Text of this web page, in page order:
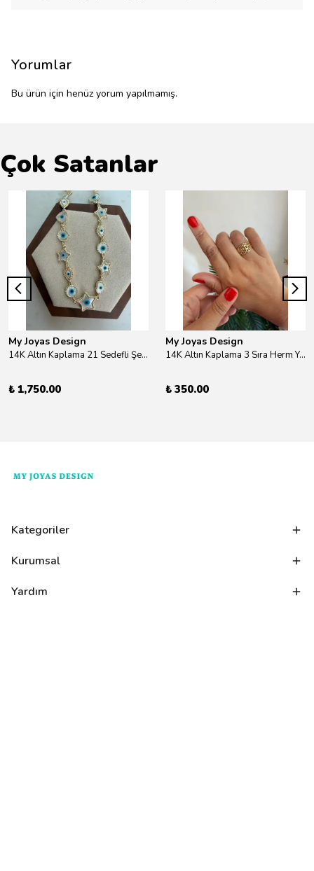
Yorumlar
Bu ürün için henüz yorum yapılmamış.
Çok Satanlar
My Joyas Design
14K Altın Kaplama 21 Sedefli Şekiller Kolye 46cm
₺ 1,750.00
My Joyas Design
14K Altın Kaplama 3 Sıra Herm Yüzük Gold
₺ 350.00
Kategoriler
Kurumsal
Yardım